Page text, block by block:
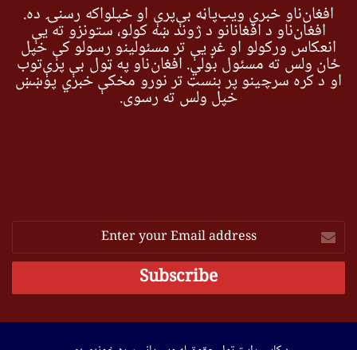
افغان‌ناو خبري ویب‌پاڼه بې‌پرې او خپلواکه رسنۍ ده.
افغان‌ناو د افغانانو د ژوند ښه کولو، ستونزو ته یې
انعکاس ورکولو او غږ یې تر مسئولینو رسولو کې خپل
ځان ولس ته مسئول بولي. افغان‌ناو په ټول بې پرې‌توب
او د کره سرچینو پر بنسټ تر نورو مخکې خبري پوښښ
خپل ولس ته رسوي.
Enter
your
Email